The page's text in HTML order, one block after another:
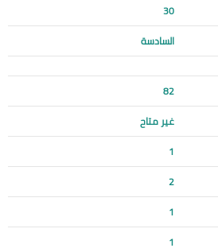
30
السادسة
82
غير متاح
1
2
1
1